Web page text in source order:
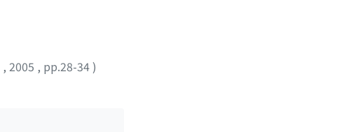
, 2005 , pp.28-34)